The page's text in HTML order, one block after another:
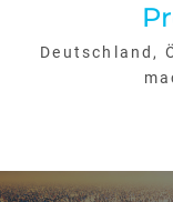
Deutschland,